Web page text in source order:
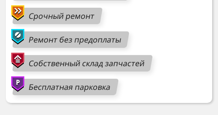
Срочный ремонт
Ремонт без предоплаты
Собственный склад запчастей
Бесплатная парковка